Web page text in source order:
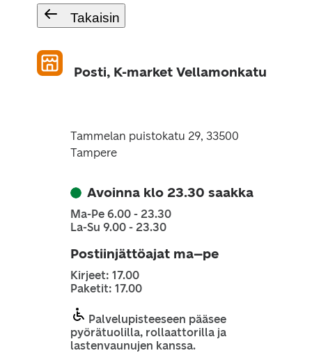
Takaisin
Posti, K-market Vellamonkatu
Tammelan puistokatu 29, 33500
Tampere
Avoinna klo 23.30 saakka
Ma-Pe 6.00 - 23.30
La-Su 9.00 - 23.30
Postiinjättöajat ma–pe
Kirjeet: 17.00
Paketit: 17.00
Palvelupisteeseen pääsee
pyörätuolilla, rollaattorilla ja
lastenvaunujen kanssa.